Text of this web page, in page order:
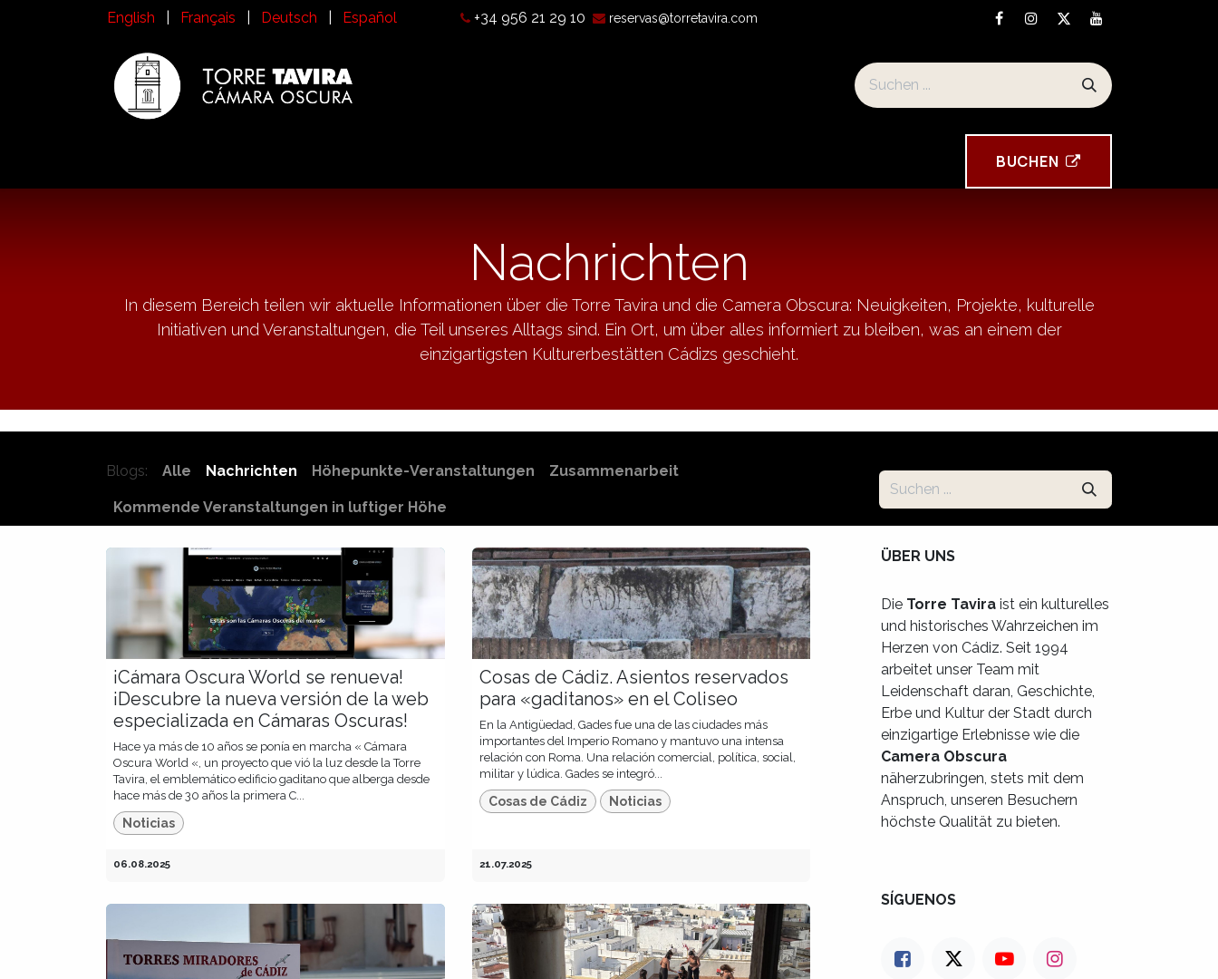
Zum Inhalt springenEnglish Français Deutsch Español +34 956 21 29 10 reservas@torretavira.com
Souvenirs der Torre Tavira
BUCHEN
Nachrichten
In diesem Bereich teilen wir aktuelle Informationen über die Torre Tavira und die Camera Obscura: Neuigkeiten, Projekte, kulturelle
Initiativen und Veranstaltungen, die Teil unseres Alltags sind. Ein Ort, um über alles informiert zu bleiben, was an einem der
einzigartigsten Kulturerbestätten Cádizs geschieht.
Blogs: Alle Nachrichten Höhepunkte-Veranstaltungen Zusammenarbeit
Kommende Veranstaltungen in luftiger Höhe
¡Cámara Oscura World se renueva!
¡Descubre la nueva versión de la web
especializada en Cámaras Oscuras!
Hace ya más de 10 años se ponía en marcha « Cámara
Oscura World «, un proyecto que vió la luz desde la Torre
Tavira, el emblemático edificio gaditano que alberga desde
hace más de 30 años la primera C...
Noticias
06.08.2025
Cosas de Cádiz. Asientos reservados
para «gaditanos» en el Coliseo
En la Antigüedad, Gades fue una de las ciudades más
importantes del Imperio Romano y mantuvo una intensa
relación con Roma. Una relación comercial, política, social,
militar y lúdica. Gades se integró...
Cosas de Cádiz Noticias
21.07.2025
ÜBER UNS
Die Torre Tavira ist ein kulturelles
und historisches Wahrzeichen im
Herzen von Cádiz. Seit 1994
arbeitet unser Team mit
Leidenschaft daran, Geschichte,
Erbe und Kultur der Stadt durch
einzigartige Erlebnisse wie die
Camera Obscura
näherzubringen, stets mit dem
Anspruch, unseren Besuchern
höchste Qualität zu bieten.
SÍGUENOS